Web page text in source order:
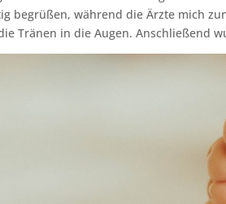
begrüßen, während die Ärzte mich
Tränen in die Augen. Anschließend